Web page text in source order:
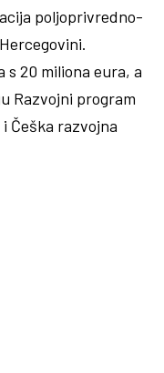
poljoprivredno-
20 miliona eura, a
Razvojni program
Češka razvojna